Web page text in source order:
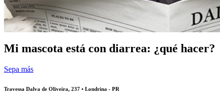
Mi mascota está con diarrea: ¿qué hacer?
Sepa más
Travessa Dalva de Oliveira, 237 • Londrina - PR